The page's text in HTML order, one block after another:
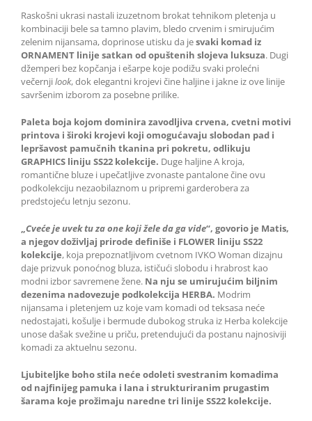
Raskošni ukrasi nastali izuzetnom brokat tehnikom pletenja u
kombinaciji bele sa tamno plavim, bledo crvenim i smirujućim
zelenim nijansama, doprinose utisku da jesvaki komad iz
ORNAMENT linije satkan od opuštenih slojeva luksuza. Dugi
džemperi bez kopčanja i ešarpe koje podižu svaki prolećni
večernjilook, dok elegantni krojevi čine haljine i jakne iz ove linije
savršenim izborom za posebne prilike.
Paleta boja kojom dominira zavodljiva crvena, cvetni motivi
printova i široki krojevi koji omogućavaju slobodan pad i
lepršavost pamučnih tkanina pri pokretu, odlikuju
GRAPHICS liniju SS22 kolekcije. Duge haljine A kroja,
romantične bluze i upečatljive zvonaste pantalone čine ovu
podkolekciju nezaobilaznom u pripremi garderobera za
predstojeću letnju sezonu.
„Cveće je uvek tu za one koji žele da ga vide“, govorio je Matis,
a njegov doživljaj prirode definiše i FLOWER liniju SS22
kolekcije, koja prepoznatljivom cvetnom IVKO Woman dizajnu
daje prizvuk ponoćnog bluza, ističući slobodu i hrabrost kao
modni izbor savremene žene. Na nju se umirujućim biljnim
dezenima nadovezuje podkolekcija HERBA. Modrim
nijansama i pletenjem uz koje vam komadi od teksasa neće
nedostajati, košulje i bermude dubokog struka iz Herba kolekcije
unose dašak svežine u priču, pretendujući da postanu najnosiviji
komadi za aktuelnu sezonu.
Ljubiteljke boho stila neće odoleti svestranim komadima
od najfinijeg pamuka i lana i strukturiranim prugastim
šarama koje prožimaju naredne tri linije SS22 kolekcije.